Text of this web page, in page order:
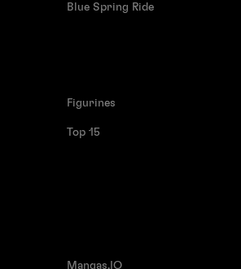
Blue Spring Ride
Figurines
Top 15
Mangas.IO